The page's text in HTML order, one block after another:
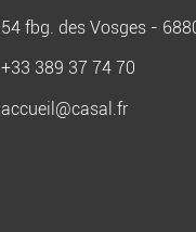
54 fbg. des Vosges -
+33 389 37 74 70
accueil@casal.fr